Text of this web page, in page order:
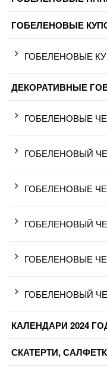
ГОБЕЛЕНОВЫЕ
ГОБЕЛЕНОВЫЕ
ДЕКОРАТИВНЫЕ
ГОБЕЛЕНОВЫЕ
ГОБЕЛЕНОВЫЙ
ГОБЕЛЕНОВЫЕ
ГОБЕЛЕНОВЫЙ
ГОБЕЛЕНОВЫЕ
ГОБЕЛЕНОВЫЙ
КАЛЕНДАРИ 2024
СКАТЕРТИ,